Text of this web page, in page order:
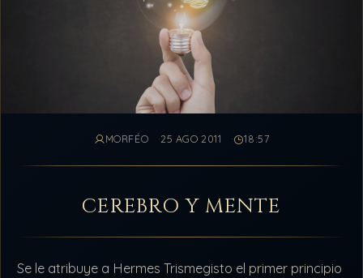
MORFÉO 25 AGO 2011 18:57
CEREBRO Y MENTE
Se le atribuye a Hermes Trismegisto el primer principio